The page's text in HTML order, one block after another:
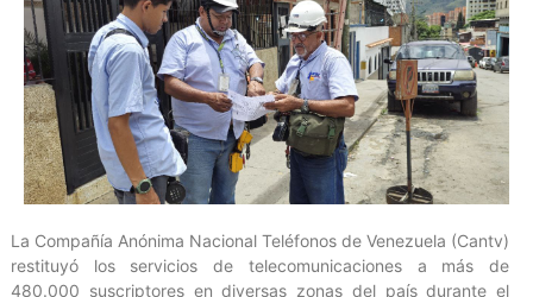
La Compañía Anónima Nacional Teléfonos de Venezuela (Cantv)
restituyó los servicios de telecomunicaciones a más de
480.000 suscriptores en diversas zonas del país durante el